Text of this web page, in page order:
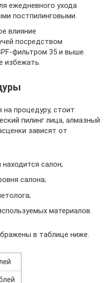
ежедневного ухода
постпилинговыми.
влияние
посредством
фильтром 35 и выше.
избежать.
процедуру, стоит
пилинг лица, алмазный
зависят от
салон;
салона;
материалов.
в таблице ниже.